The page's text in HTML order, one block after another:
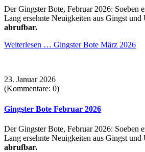
Der Gingster Bote, Februar 2026: Soeben
Lang ersehnte Neuigkeiten aus Gingst und
abrufbar.
Weiterlesen … Gingster Bote März 2026
23. Januar 2026
(Kommentare: 0)
Gingster Bote Februar 2026
Der Gingster Bote, Februar 2026: Soeben
Lang ersehnte Neuigkeiten aus Gingst und
abrufbar.